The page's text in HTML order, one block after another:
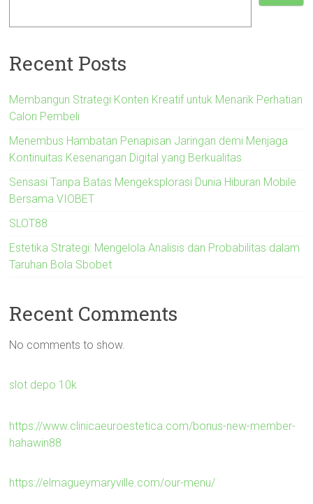
Recent Posts
Membangun Strategi Konten Kreatif untuk Menarik Perhatian
Calon Pembeli
Menembus Hambatan Penapisan Jaringan demi Menjaga
Kontinuitas Kesenangan Digital yang Berkualitas
Sensasi Tanpa Batas Mengeksplorasi Dunia Hiburan Mobile
Bersama VIOBET
SLOT88
Estetika Strategi: Mengelola Analisis dan Probabilitas dalam
Taruhan Bola Sbobet
Recent Comments
No comments to show.
slot depo 10k
https://www.clinicaeuroestetica.com/bonus-new-member-
hahawin88
https://elmagueymaryville.com/our-menu/